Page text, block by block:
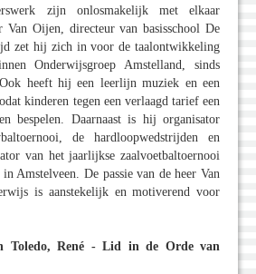
zijn onlosmakelijk met elkaar
Van Oijen, directeur van basisschool De
zet hij zich in voor de taalontwikkeling
Onderwijsgroep Amstelland, sinds
heeft hij een leerlijn muziek en een
kinderen tegen een verlaagd tarief een
bespelen. Daarnaast is hij organisator
de hardloopwedstrijden en
van het jaarlijkse zaalvoetbaltoernooi
Amstelveen. De passie van de heer Van
is aanstekelijk en motiverend voor
Toledo, René - Lid in de Orde van